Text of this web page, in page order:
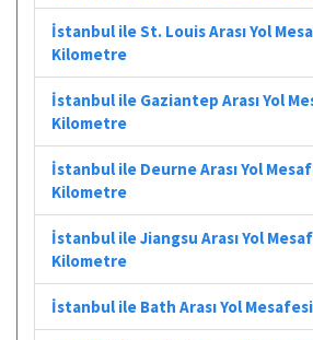
İstanbul ile St. Louis Arası Yol
Kilometre
İstanbul ile Gaziantep Arası Yol
Kilometre
İstanbul ile Deurne Arası Yol
Kilometre
İstanbul ile Jiangsu Arası Yol
Kilometre
İstanbul ile Bath Arası Yol